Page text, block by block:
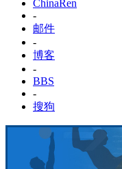
ChinaRen
-
邮件
-
博客
-
BBS
-
搜狗